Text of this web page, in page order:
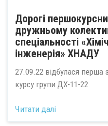
Дорогі
дружньому
спеціальності
інженерія» ХНАДУ
27.09.22 відбулася перша
курсу групи ДХ-11-22
Читати далі